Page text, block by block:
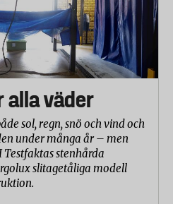
sandlådan, eller kanar
kanske inte är så mycket
helt annat sätt än vi
Ann Stare.
utmärkte sig här
Mot den kunde
varv innan tyget
alla väder
sol, regn, snö och vind och
under många år – men
stenhårda
slitagetåliga modell